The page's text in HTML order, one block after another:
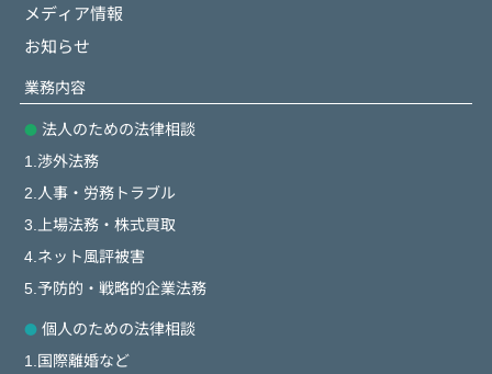
メディア情報
お知らせ
業務内容
法人のための法律相談
1.渉外法務
2.人事・労務トラブル
3.上場法務・株式買取
4.ネット風評被害
5.予防的・戦略的企業法務
個人のための法律相談
1.国際離婚など